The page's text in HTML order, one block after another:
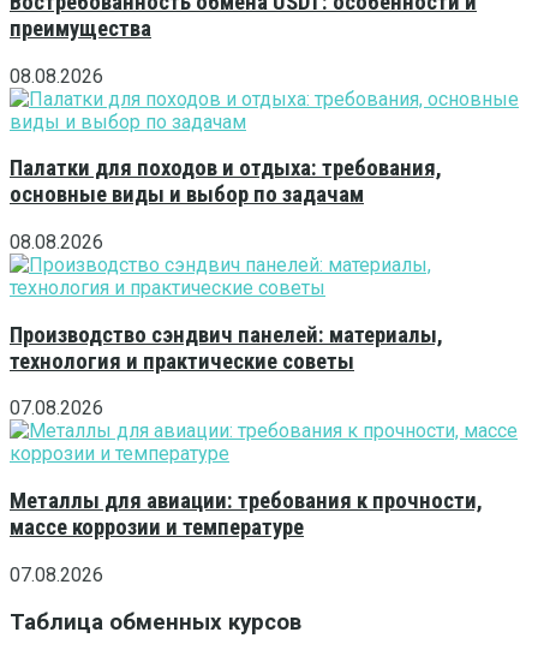
преимущества
08.08.2026
Палатки для походов и отдыха: требования,
основные виды и выбор по задачам
08.08.2026
Производство сэндвич панелей: материалы,
технология и практические советы
07.08.2026
Металлы для авиации: требования к прочности,
массе коррозии и температуре
07.08.2026
Таблица обменных курсов